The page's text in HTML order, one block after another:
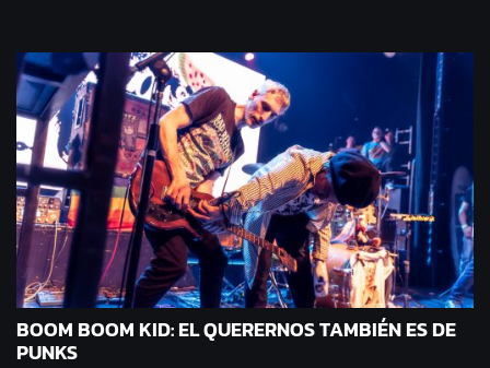
BOOM BOOM KID: EL QUERERNOS TAMBIÉN ES DE
PUNKS